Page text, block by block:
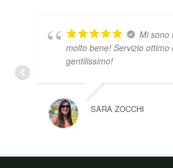
Mi sono
molto bene! Servizio ottimo
gentilissimo!
SARA ZOCCHI